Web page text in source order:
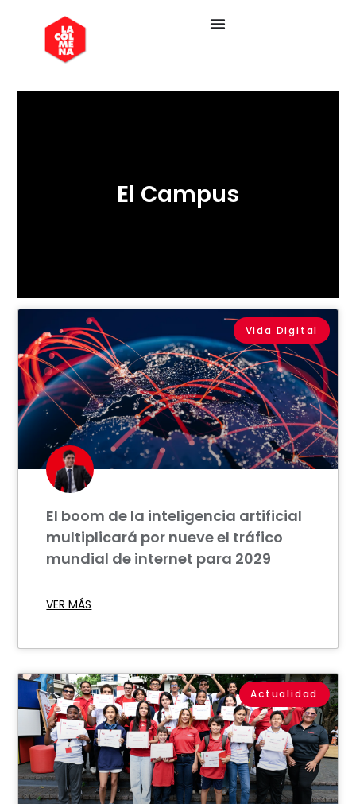
El Campus
Vida Digital
El boom de la inteligencia artificial
multiplicará por nueve el tráfico
mundial de internet para 2029
VER MÁS
Actualidad